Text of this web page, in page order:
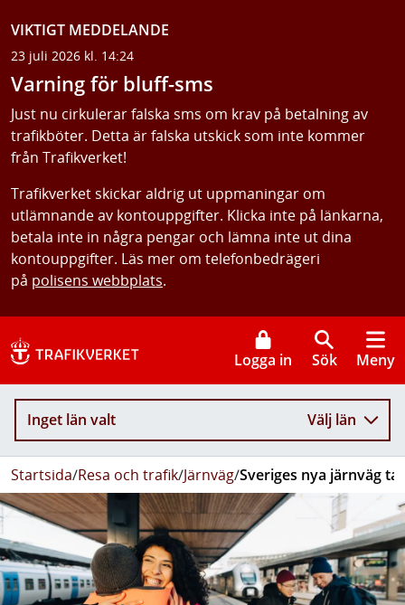
VIKTIGT MEDDELANDE
23 juli 2026 kl. 14:24
Varning för bluff-sms
Just nu cirkulerar falska sms om krav på betalning av
trafikböter. Detta är falska utskick som inte kommer
från Trafikverket!
Trafikverket skickar aldrig ut uppmaningar om
utlämnande av kontouppgifter. Klicka inte på länkarna,
betala inte in några pengar och lämna inte ut dina
kontouppgifter. Läs mer om telefonbedrägeri
på polisens webbplats.
Logga in Sök Meny
Inget län valt Välj län
Startsida/Resa och trafik/Järnväg/Sveriges nya järnväg